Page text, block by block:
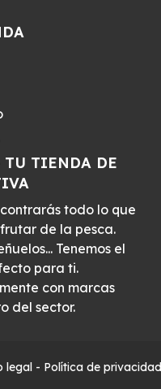
TU TIENDA DE
todo lo que
de la pesca.
Tenemos el
para ti.
con marcas
del sector.
legal - Política de privacidad